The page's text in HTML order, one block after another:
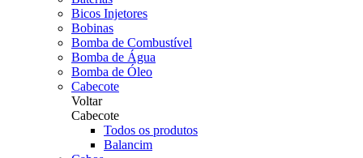
Bicos Injetores
Bobinas
Bomba de Combustível
Bomba de Água
Bomba de Óleo
Cabecote
Voltar
Cabecote
Todos os produtos
Balancim